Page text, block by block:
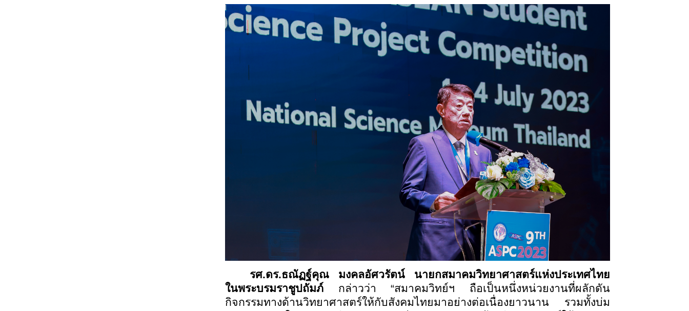
รศ.ดร.ธณัฏฐ์คุณ มงคลอัศวรัตน์ นายกสมาคมวิทยาศาสตร์แห่งประเทศไทย
ในพระบรมราชูปถัมภ์กล่าวว่า “สมาคมวิทย์ฯ ถือเป็นหนึ่งหน่วยงานที่ผลักดัน
กิจกรรมทางด้านวิทยาศาสตร์ให้กับสังคมไทยมาอย่างต่อเนื่องยาวนาน รวมทั้งบ่ม